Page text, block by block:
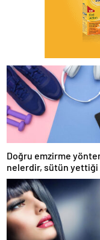
Doğru emzirme
nelerdir, sütün yettiği
anlaşılır?